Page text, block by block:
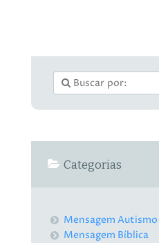
Categorias
Mensagem Autismo
Mensagem Bíblica